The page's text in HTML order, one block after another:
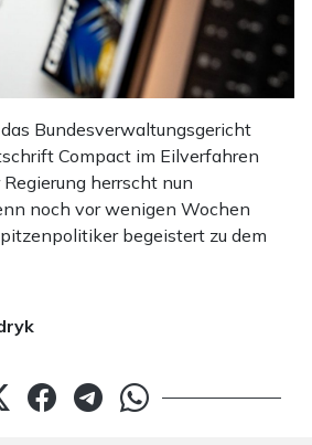
Bundesverwaltungsgericht
Compact im Eilverfahren
herrscht nun
noch vor wenigen Wochen
begeistert zu dem